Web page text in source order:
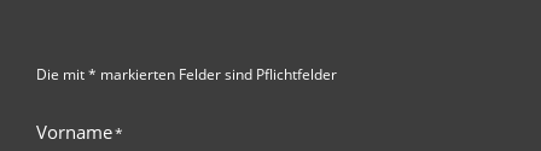
Die mit * markierten Felder sind Pflichtfelder
Vorname*